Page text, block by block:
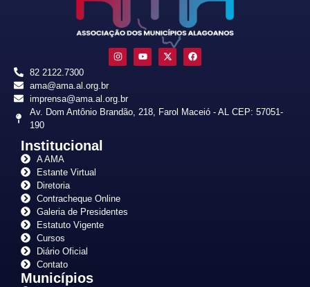
82 2122.7300
ama@ama.al.org.br
imprensa@ama.al.org.br
Av. Dom Antônio Brandão, 218, Farol Maceió - AL CEP: 57051-
190
Institucional
A AMA
Estante Virtual
Diretoria
Contracheque Online
Galeria de Presidentes
Estatuto Vigente
Cursos
Diário Oficial
Contato
Municípios